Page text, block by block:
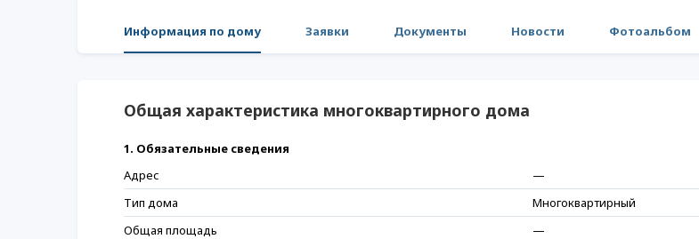
Информация по дому Заявки Документы Новости Фотоальбом
Общая характеристика многоквартирного дома
1. Обязательные сведения
Адрес
—
Тип дома
Многоквартирный
Общая площадь
—